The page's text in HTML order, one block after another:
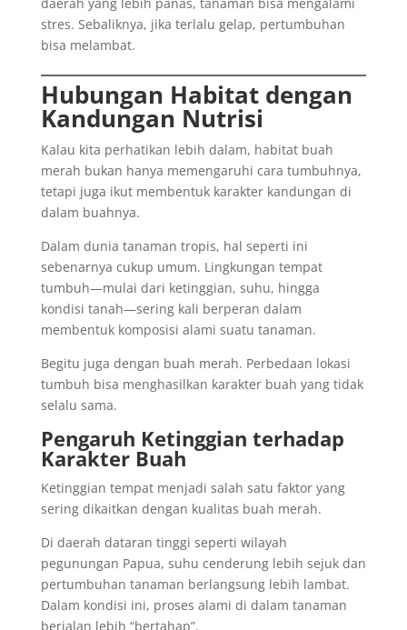
stres. Sebaliknya, jika terlalu gelap, pertumbuhan
bisa melambat.
Hubungan Habitat dengan
Kandungan Nutrisi
Kalau kita perhatikan lebih dalam, habitat buah
merah bukan hanya memengaruhi cara tumbuhnya,
tetapi juga ikut membentuk karakter kandungan di
dalam buahnya.
Dalam dunia tanaman tropis, hal seperti ini
sebenarnya cukup umum. Lingkungan tempat
tumbuh—mulai dari ketinggian, suhu, hingga
kondisi tanah—sering kali berperan dalam
membentuk komposisi alami suatu tanaman.
Begitu juga dengan buah merah. Perbedaan lokasi
tumbuh bisa menghasilkan karakter buah yang tidak
selalu sama.
Pengaruh Ketinggian terhadap
Karakter Buah
Ketinggian tempat menjadi salah satu faktor yang
sering dikaitkan dengan kualitas buah merah.
Di daerah dataran tinggi seperti wilayah
pegunungan Papua, suhu cenderung lebih sejuk dan
pertumbuhan tanaman berlangsung lebih lambat.
Dalam kondisi ini, proses alami di dalam tanaman
berjalan lebih “bertahap”.